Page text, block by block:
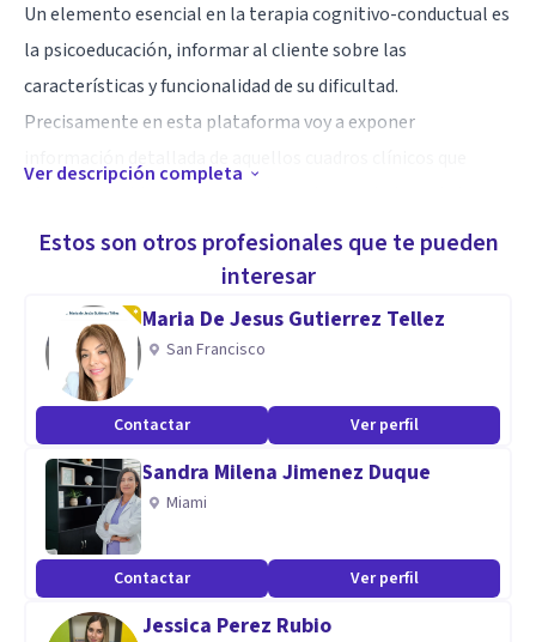
Un elemento esencial en la terapia cognitivo-conductual es
la psicoeducación, informar al cliente sobre las
características y funcionalidad de su dificultad.
Precisamente en esta plataforma voy a exponer
tanto a nuestra calidad de vida.
Especialidad en Psicología Clínica
Aptitudes
Graduado en Psicología en la Universitat de València.
Actualmente cursando el Máster General Sanitario en la
Facultad de Psicología de la Universitat de València.
Ver descripción completa
Estos son otros profesionales que te pueden
interesar
Maria De Jesus Gutierrez Tellez
San Francisco
Contactar Ver perfil
Sandra Milena Jimenez Duque
Miami
Contactar Ver perfil
Jessica Perez Rubio